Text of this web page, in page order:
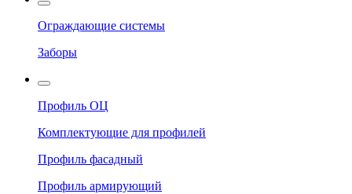
Ограждающие системы
Заборы
Профиль ОЦ
Комплектующие для профилей
Профиль фасадный
Профиль армирующий